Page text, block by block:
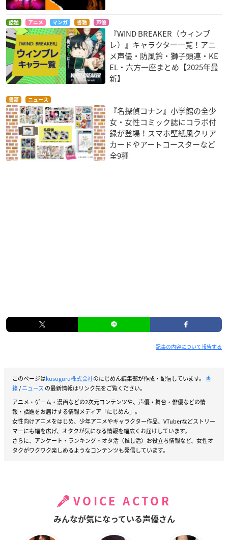
話題 アニメ マンガ 書籍 声優
『WIND BREAKER（ウィンブ
レ）』キャラクター一覧！アニ
メ声優・防風鈴・獅子頭連・KE
EL・六方一座まとめ【2025年最
新】
書籍 ニュース
『名探偵コナン』小学館の全少
女・女性コミック誌にコラボ付
録が登場！スマホ壁紙風クリア
カードやアートコースターなど
全9種
記事の内容について報告する
このページはkusuguru株式会社のにじめん編集部が作成・配信しています。 書
籍/ニュース の最新情報はリンク先をご覧ください。
アニメ・ゲーム・漫画などの2次元コンテンツや、声優・舞台・俳優などの情
報・話題をお届けする情報メディア「にじめん」。
女性向けアニメをはじめ、少年アニメやキャラクター作品、VTuberなどストリー
マーにも幅を広げ、オタクが気になる情報を幅広くお届けしています。
さらに、アンケート・ランキング・オタ活（推し活）お役立ち情報など、女性オ
タクがワクワク楽しめるようなコンテンツも発信しています。
VOICE ACTOR
みんなが気になっている声優さん